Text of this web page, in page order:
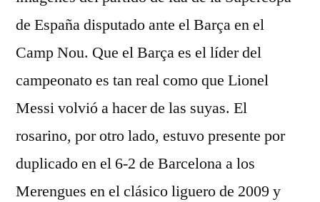
de España disputado ante el Barça en el
Camp Nou. Que el Barça es el líder del
campeonato es tan real como que Lionel
Messi volvió a hacer de las suyas. El
rosarino, por otro lado, estuvo presente por
duplicado en el 6-2 de Barcelona a los
Merengues en el clásico liguero de 2009 y